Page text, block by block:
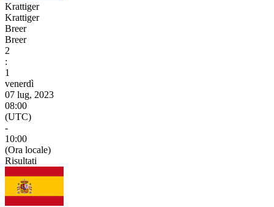
Krattiger
Krattiger
Breer
Breer
2
:
1
venerdì
07 lug, 2023
08:00
(UTC)
-
10:00
(Ora locale)
Risultati